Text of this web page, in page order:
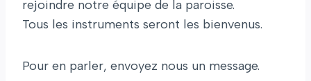
rejoindre notre équipe de la paroisse.
Tous les instruments seront les bienvenus.
Pour en parler, envoyez nous un message.